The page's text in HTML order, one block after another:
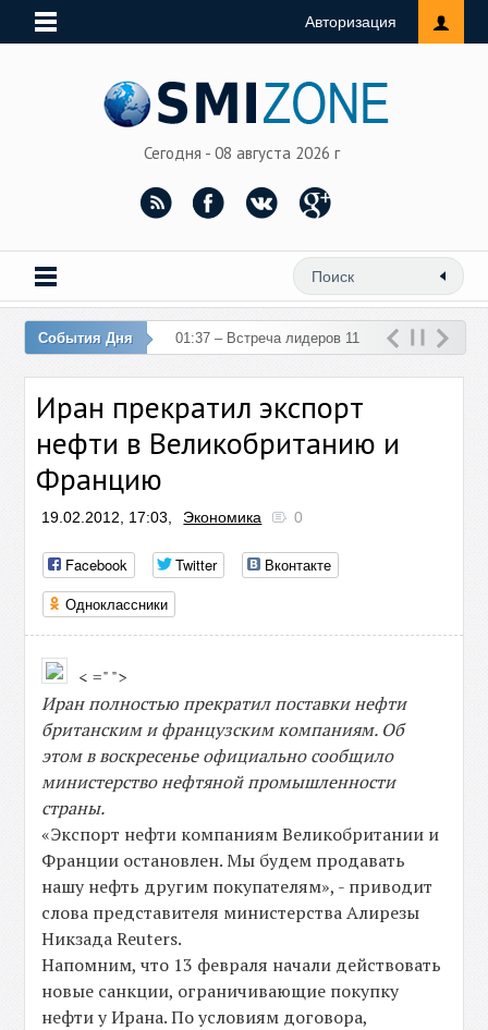
Авторизация
Сегодня - 08 августа 2026 г
События Дня 01:37 – Встреча лидеров 11
Иран прекратил экспорт
нефти в Великобританию и
Францию
19.02.2012, 17:03, Экономика 0
Facebook Twitter
Вконтакте
Одноклассники
< =" ">
Иран полностью прекратил поставки нефти
британским и французским компаниям. Об
этом в воскресенье официально сообщило
министерство нефтяной промышленности
страны.
«Экспорт нефти компаниям Великобритании и
Франции остановлен. Мы будем продавать
нашу нефть другим покупателям», - приводит
слова представителя министерства Алирезы
Никзада Reuters.
Напомним, что 13 февраля начали действовать
новые санкции, ограничивающие покупку
нефти у Ирана. По условиям договора,